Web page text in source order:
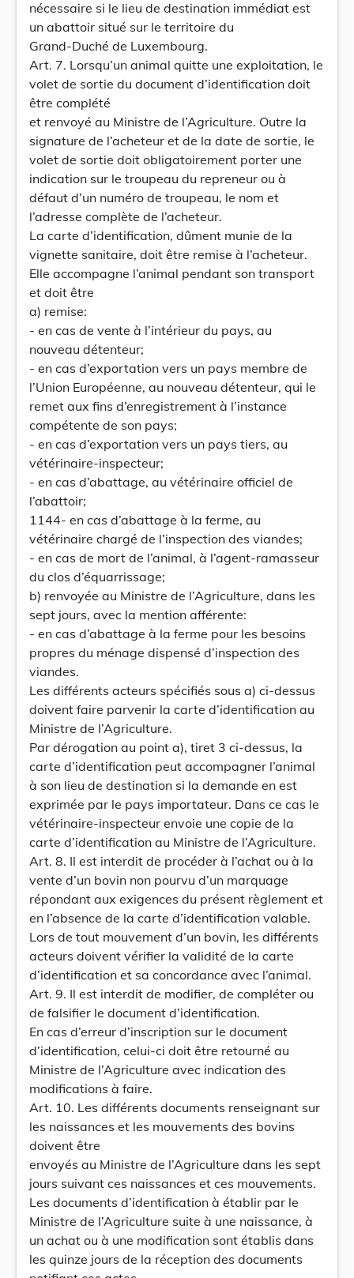
nécessaire si le lieu de destination immédiat est
un abattoir situé sur le territoire du
Grand-Duché de Luxembourg.
Art. 7. Lorsqu’un animal quitte une exploitation, le
volet de sortie du document d’identification doit
être complété
et renvoyé au Ministre de l’Agriculture. Outre la
signature de l’acheteur et de la date de sortie, le
volet de sortie doit obligatoirement porter une
indication sur le troupeau du repreneur ou à
défaut d’un numéro de troupeau, le nom et
l’adresse complète de l’acheteur.
La carte d’identification, dûment munie de la
vignette sanitaire, doit être remise à l’acheteur.
Elle accompagne l’animal pendant son transport
et doit être
a) remise:
- en cas de vente à l’intérieur du pays, au
nouveau détenteur;
- en cas d’exportation vers un pays membre de
l’Union Européenne, au nouveau détenteur, qui le
remet aux fins d’enregistrement à l’instance
compétente de son pays;
- en cas d’exportation vers un pays tiers, au
vétérinaire-inspecteur;
- en cas d’abattage, au vétérinaire officiel de
l’abattoir;
1144- en cas d’abattage à la ferme, au
vétérinaire chargé de l’inspection des viandes;
- en cas de mort de l’animal, à l’agent-ramasseur
du clos d’équarrissage;
b) renvoyée au Ministre de l’Agriculture, dans les
sept jours, avec la mention afférente:
- en cas d’abattage à la ferme pour les besoins
propres du ménage dispensé d’inspection des
viandes.
Les différents acteurs spécifiés sous a) ci-dessus
doivent faire parvenir la carte d’identification au
Ministre de l’Agriculture.
Par dérogation au point a), tiret 3 ci-dessus, la
carte d’identification peut accompagner l’animal
à son lieu de destination si la demande en est
exprimée par le pays importateur. Dans ce cas le
vétérinaire-inspecteur envoie une copie de la
carte d’identification au Ministre de l’Agriculture.
Art. 8. Il est interdit de procéder à l’achat ou à la
vente d’un bovin non pourvu d’un marquage
répondant aux exigences du présent règlement et
en l’absence de la carte d’identification valable.
Lors de tout mouvement d’un bovin, les différents
acteurs doivent vérifier la validité de la carte
d’identification et sa concordance avec l’animal.
Art. 9. Il est interdit de modifier, de compléter ou
de falsifier le document d’identification.
En cas d’erreur d’inscription sur le document
d’identification, celui-ci doit être retourné au
Ministre de l’Agriculture avec indication des
modifications à faire.
Art. 10. Les différents documents renseignant sur
les naissances et les mouvements des bovins
doivent être
envoyés au Ministre de l’Agriculture dans les sept
jours suivant ces naissances et ces mouvements.
Les documents d’identification à établir par le
Ministre de l’Agriculture suite à une naissance, à
un achat ou à une modification sont établis dans
les quinze jours de la réception des documents